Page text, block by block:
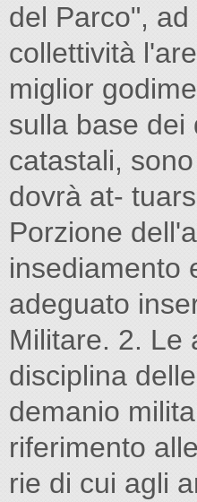
del Parco",
collettività
miglior
sulla base dei
catastali,
dovrà at-
Porzione
insediamento
adeguato
Militare. 2. Le
disciplina
demanio
riferimento
rie di cui agli